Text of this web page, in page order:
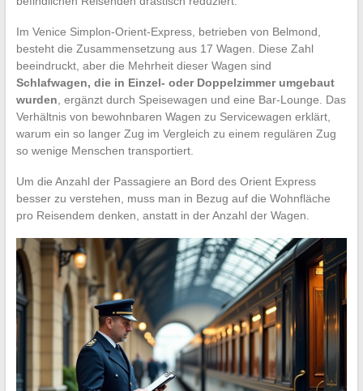
Im Venice Simplon-Orient-Express, betrieben von Belmond,
besteht die Zusammensetzung aus 17 Wagen. Diese Zahl
beeindruckt, aber die Mehrheit dieser Wagen sind
Schlafwagen, die in Einzel- oder Doppelzimmer umgebaut
wurden , ergänzt durch Speisewagen und eine Bar-Lounge. Das
Verhältnis von bewohnbaren Wagen zu Servicewagen erklärt,
warum ein so langer Zug im Vergleich zu einem regulären Zug
so wenige Menschen transportiert.
Um die Anzahl der Passagiere an Bord des Orient Express
besser zu verstehen, muss man in Bezug auf die Wohnfläche
pro Reisendem denken, anstatt in der Anzahl der Wagen.